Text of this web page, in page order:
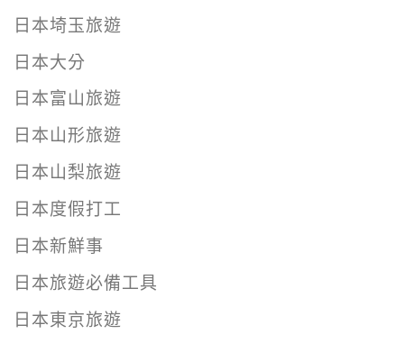
日本埼玉旅遊
日本大分
日本富山旅遊
日本山形旅遊
日本山梨旅遊
日本度假打工
日本新鮮事
日本旅遊必備工具
日本東京旅遊